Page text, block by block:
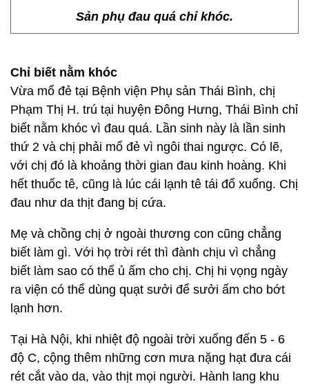
Sản phụ đau quá chỉ khóc.
Chỉ biết nằm khóc
Vừa mổ đẻ tại Bệnh viện Phụ sản Thái Bình, chị
Phạm Thị H. trú tại huyện Đông Hưng, Thái Bình chỉ
biết nằm khóc vì đau quá. Lần sinh này là lần sinh
thứ 2 và chị phải mổ đẻ vì ngôi thai ngược. Có lẽ,
với chị đó là khoảng thời gian đau kinh hoàng. Khi
hết thuốc tê, cũng là lúc cái lạnh tê tái đổ xuống. Chị
đau như da thịt đang bị cứa.
Mẹ và chồng chị ở ngoài thương con cũng chẳng
biết làm gì. Với họ trời rét thì đành chịu vì chẳng
biết làm sao có thể ủ ấm cho chị. Chị hi vọng ngày
ra viện có thể dùng quạt sưởi để sưởi ấm cho bớt
lạnh hơn.
Tại Hà Nội, khi nhiệt độ ngoài trời xuống đến 5 - 6
độ C, cộng thêm những cơn mưa nặng hạt đưa cái
rét cắt vào da, vào thịt mọi người. Hành lang khu